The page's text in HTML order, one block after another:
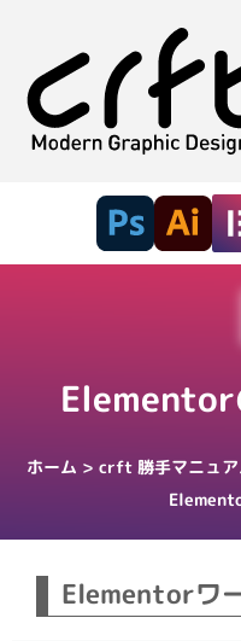
Elementor
ホーム > crft 勝手マニュ
Elementorワ